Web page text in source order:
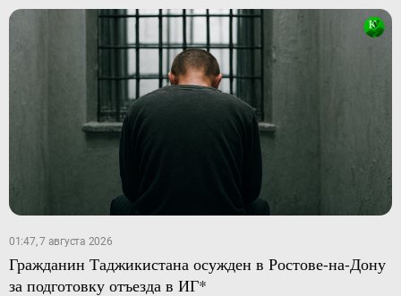
01:47, 7 августа 2026
Гражданин Таджикистана осужден в Ростове-на-Дону
за подготовку отъезда в ИГ*